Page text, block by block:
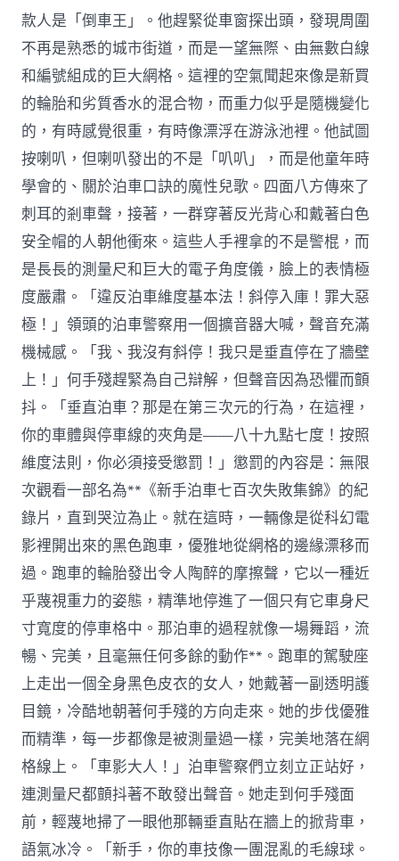
款人是「倒車王」。他趕緊從車窗探出頭，發現周圍
不再是熟悉的城市街道，而是一望無際、由無數白線
和編號組成的巨大網格。這裡的空氣聞起來像是新買
的輪胎和劣質香水的混合物，而重力似乎是隨機變化
的，有時感覺很重，有時像漂浮在游泳池裡。他試圖
按喇叭，但喇叭發出的不是「叭叭」，而是他童年時
學會的、關於泊車口訣的魔性兒歌。四面八方傳來了
刺耳的剎車聲，接著，一群穿著反光背心和戴著白色
安全帽的人朝他衝來。這些人手裡拿的不是警棍，而
是長長的測量尺和巨大的電子角度儀，臉上的表情極
度嚴肅。「違反泊車維度基本法！斜停入庫！罪大惡
極！」領頭的泊車警察用一個擴音器大喊，聲音充滿
機械感。「我、我沒有斜停！我只是垂直停在了牆壁
上！」何手殘趕緊為自己辯解，但聲音因為恐懼而顫
抖。「垂直泊車？那是在第三次元的行為，在這裡，
你的車體與停車線的夾角是——八十九點七度！按照
維度法則，你必須接受懲罰！」懲罰的內容是：無限
次觀看一部名為**《新手泊車七百次失敗集錦》的紀
錄片，直到哭泣為止。就在這時，一輛像是從科幻電
影裡開出來的黑色跑車，優雅地從網格的邊緣漂移而
過。跑車的輪胎發出令人陶醉的摩擦聲，它以一種近
乎蔑視重力的姿態，精準地停進了一個只有它車身尺
寸寬度的停車格中。那泊車的過程就像一場舞蹈，流
暢、完美，且毫無任何多餘的動作**。跑車的駕駛座
上走出一個全身黑色皮衣的女人，她戴著一副透明護
目鏡，冷酷地朝著何手殘的方向走來。她的步伐優雅
而精準，每一步都像是被測量過一樣，完美地落在網
格線上。「車影大人！」泊車警察們立刻立正站好，
連測量尺都顫抖著不敢發出聲音。她走到何手殘面
前，輕蔑地掃了一眼他那輛垂直貼在牆上的掀背車，
語氣冰冷。「新手，你的車技像一團混亂的毛線球。